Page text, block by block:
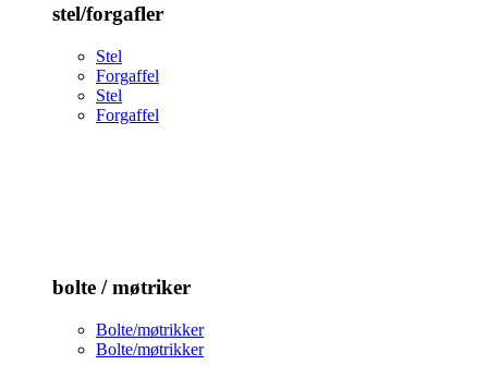
stel/forgafler
Stel
Forgaffel
Stel
Forgaffel
bolte / møtriker
Bolte/møtrikker
Bolte/møtrikker